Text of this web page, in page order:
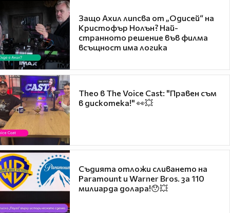
Защо Ахил липсва от „Одисей“ на
Кристофър Нолън? Най-
странното решение във филма
всъщност има логика
Theo в The Voice Cast: "Правен съм
в дискотека!" 👀💥
Съдията отложи сливането на
Paramount и Warner Bros. за 110
милиарда долара!😯💥